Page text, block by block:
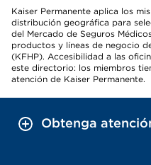
Kaiser Permanente aplica los
distribución geográfica para
del Mercado de Seguros
productos y líneas de negocio
(KFHP). Accesibilidad a las
este directorio: los miembros
atención de Kaiser Permanente.
Obtenga